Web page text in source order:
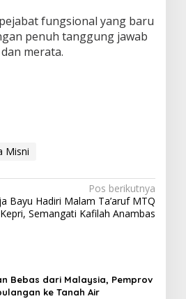
fungsional yang baru
penuh tanggung jawab
merata.
Misni
Pos berikutnya
Bayu Hadiri Malam Ta’aruf MTQ
Kepri, Semangati Kafilah Anambas
Bebas dari Malaysia, Pemprov
ke Tanah Air